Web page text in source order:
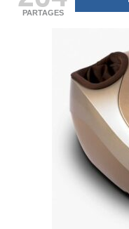
PARTAGES